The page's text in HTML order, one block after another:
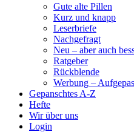
Gute alte Pillen
Kurz und knapp
Leserbriefe
Nachgefragt
Neu – aber auch
Ratgeber
Rückblende
Werbung –
Gepanschtes A-Z
Hefte
Wir über uns
Login